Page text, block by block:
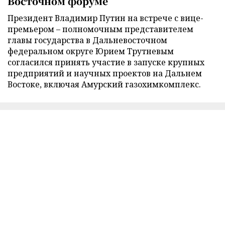
Президент Владимир Путин на встрече с вице-
премьером – полномочным представителем
главы государства в Дальневосточном
федеральном округе Юрием Трутневым
согласился принять участие в запуске крупных
предприятий и научных проектов на Дальнем
Востоке, включая Амурский газохимкомплекс.